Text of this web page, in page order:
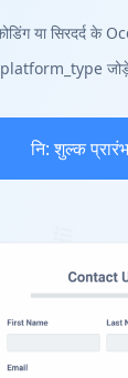
या सिरदर्द
नि: शुल्क